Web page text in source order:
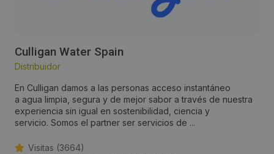
Culligan Water Spain
Distribuidor
En Culligan damos a las personas acceso instantáneo
a agua limpia, segura y de mejor sabor a través de nuestra
experiencia sin igual en sostenibilidad, ciencia y
servicio. Somos el partner ser servicios de ...
Visitas (3664)